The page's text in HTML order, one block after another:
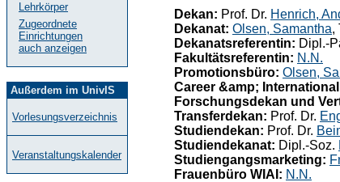
Lehrkörper
Zugeordnete
Einrichtungen
auch anzeigen
Außerdem im UnivIS
Vorlesungsverzeichnis
Veranstaltungskalender
Dekan: Prof. Dr. Henrich,
Dekanat: Olsen, Samantha,
Dekanatsreferentin: Dipl.-
Fakultätsreferentin: N.N.
Promotionsbüro: Olsen,
Career &amp;
Forschungsdekan und
Transferdekan: Prof. Dr.
Studiendekan: Prof. Dr.
Studiendekanat: Dipl.-Soz.
Studiengangsmarketing:
Frauenbüro WIAI: N.N.